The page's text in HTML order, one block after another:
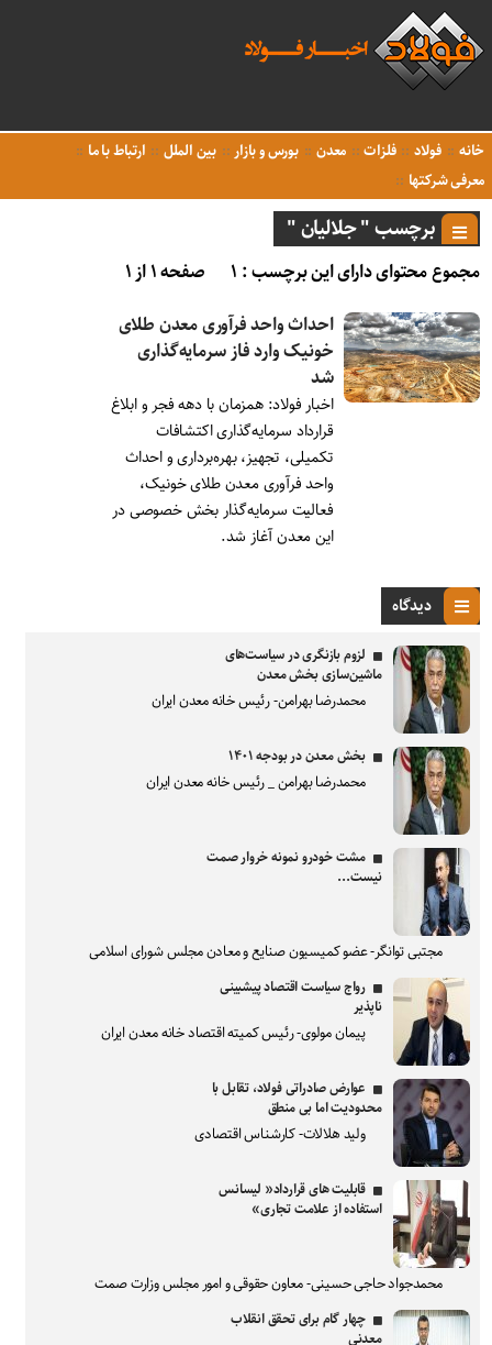
خانه فولاد فلزات معدن بورس و بازار بین الملل
ارتباط با ما
معرفی شرکتها
برچسب " جلالیان "
مجموع محتوای دارای این برچسب : ۱
صفحه ۱ از ۱
احداث واحد فرآوری معدن طلای
خونیک وارد فاز سرمایه‌گذاری
شد
اخبار فولاد: همزمان با دهه فجر و ابلاغ
قرارداد سرمایه‌گذاری اکتشافات
تکمیلی، تجهیز، بهره‌برداری و احداث
واحد فرآوری معدن طلای خونیک،
فعالیت سرمایه‌‎گذار بخش خصوصی در
این معدن آغاز شد.
دیدگاه
لزوم بازنگری در سیاست‌های
ماشین‌سازی بخش معدن
محمدرضا بهرامن- رئیس خانه معدن ایران
بخش معدن در بودجه ۱۴۰۱
محمدرضا بهرامن _ رئیس خانه معدن ایران
مشت خودرو نمونه خروار صمت
نیست...
مجتبی توانگر- عضو کمیسیون صنایع و معادن مجلس شورای اسلامی
رواج سیاست اقتصاد پیشبینی
ناپذیر
پیمان مولوی- رئیس کمیته اقتصاد خانه معدن ایران
عوارض صادراتی فولاد، تقابل با
محدودیت اما بی منطق
ولید هلالات- کارشناس اقتصادی
قابلیت های قرارداد« لیسانس
استفاده از علامت تجاری»
محمدجواد حاجی حسینی- معاون حقوقی و امور مجلس وزارت صمت
چهار گام برای تحقق انقلاب
معدنی